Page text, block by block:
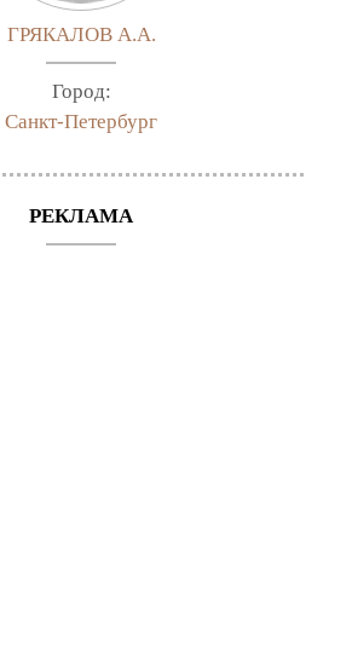
ГРЯКАЛОВ А.А.
Город:
Санкт-Петербург
РЕКЛАМА